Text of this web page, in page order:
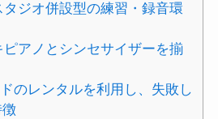
ジオ併設型の練習・録音環
アノとシンセサイザーを揃
のレンタルを利用し、失敗し